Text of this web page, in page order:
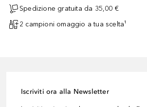
Spedizione gratuita da 35,00 €
2 campioni omaggio a tua scelta¹
Iscriviti ora alla Newsletter